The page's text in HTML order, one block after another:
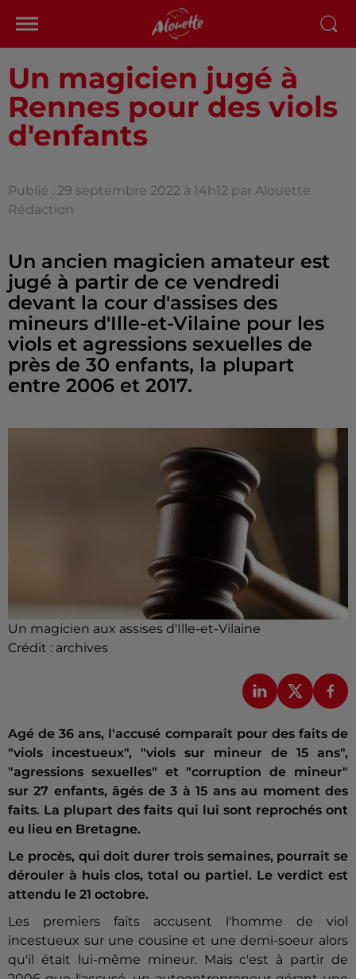
Un magicien jugé à
Rennes pour des viols
d'enfants
Publié : 29 septembre 2022 à 14h12 par Alouette
Rédaction
Un ancien magicien amateur est
jugé à partir de ce vendredi
devant la cour d'assises des
mineurs d'Ille-et-Vilaine pour les
viols et agressions sexuelles de
près de 30 enfants, la plupart
entre 2006 et 2017.
Un magicien aux assises d'Ille-et-Vilaine
Crédit : archives
Agé de 36 ans, l'accusé comparaît pour des faits de
"viols incestueux", "viols sur mineur de 15 ans",
"agressions sexuelles" et "corruption de mineur"
sur 27 enfants, âgés de 3 à 15 ans au moment des
faits. La plupart des faits qui lui sont reprochés ont
eu lieu en Bretagne.
Le procès, qui doit durer trois semaines, pourrait se
dérouler à huis clos, total ou partiel. Le verdict est
attendu le 21 octobre.
Les premiers faits accusent l'homme de viol
incestueux sur une cousine et une demi-soeur alors
qu'il était lui-même mineur. Mais c'est à partir de